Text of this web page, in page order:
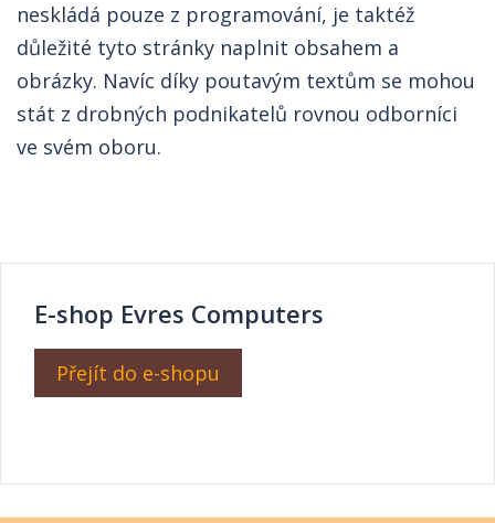
neskládá pouze z programování, je taktéž
důležité tyto stránky naplnit obsahem a
obrázky. Navíc díky poutavým textům se mohou
stát z drobných podnikatelů rovnou odborníci
ve svém oboru.
E-shop Evres Computers
Přejít do e-shopu